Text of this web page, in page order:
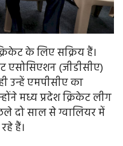
के लिए सक्रिय हैं।
एसोसिएशन (जीडीसीए)
उन्हें एमपीसीए का
मध्य प्रदेश क्रिकेट लीग
दो साल से ग्वालियर में
हैं।